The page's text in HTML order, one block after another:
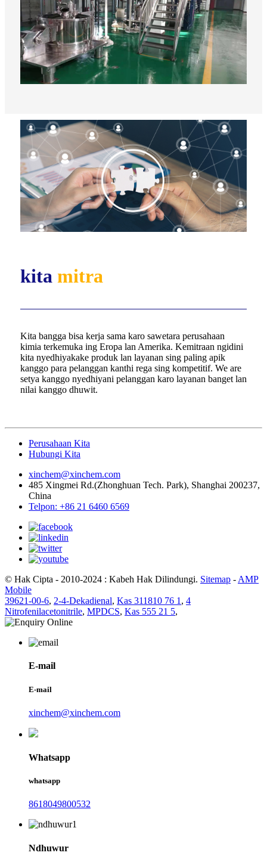
kita mitra
Kita bangga bisa kerja sama karo sawetara perusahaan
kimia terkemuka ing Eropa lan Amerika. Kemitraan ngidini
kita nyedhiyakake produk lan layanan sing paling apik
kanggo para pelanggan kanthi rega sing kompetitif. We are
setya kanggo nyedhiyani pelanggan karo layanan banget lan
nilai kanggo dhuwit.
Perusahaan Kita
Hubungi Kita
xinchem@xinchem.com
485 Xingmei Rd.(Zhonghuan Tech. Park), Shanghai 200237,
China
Telpon: +86 21 6460 6569
© Hak Cipta - 2010-2024 : Kabeh Hak Dilindungi. Sitemap - AMP
Mobile
39621-00-6, 2-4-Dekadienal, Kas 311810 76 1 , 4
Nitrofenilacetonitrile, MPDCS, Kas 555 21 5,
E-mail
E-mail
xinchem@xinchem.com
Whatsapp
whatsapp
8618049800532
Ndhuwur